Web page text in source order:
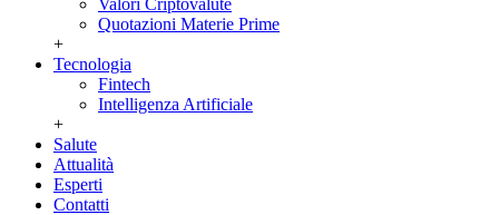
Quotazioni Materie Prime
+
Tecnologia
Fintech
Intelligenza Artificiale
+
Salute
Attualità
Esperti
Contatti